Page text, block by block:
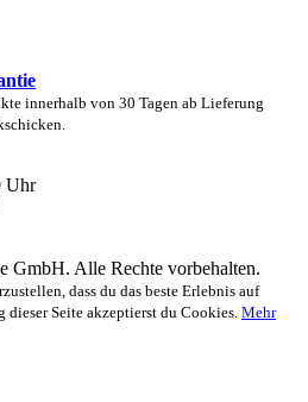
innerhalb von 30 Tagen ab Lieferung
Uhr
GmbH. Alle Rechte vorbehalten.
dass du das beste Erlebnis auf
Seite akzeptierst du Cookies. Mehr